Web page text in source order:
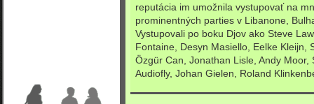
reputácia im umožnila vystupovať na
prominentných parties v Libanone,
Vystupovali po boku Djov ako Steve
Fontaine, Desyn Masiello, Eelke Kleijn,
Özgür Can, Jonathan Lisle, Andy Moor,
Audiofly, Johan Gielen, Roland